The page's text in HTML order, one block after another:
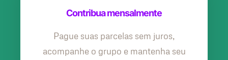
Contribua mensalmente
Pague suas parcelas sem juros,
acompanhe o grupo e mantenha seu